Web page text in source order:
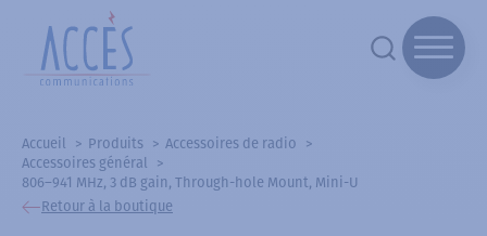
Accueil Produits
Accessoires de radio
Accessoires général
806–941 MHz, 3 dB gain, Through-hole Mount, Mini-U
Retour à la boutique